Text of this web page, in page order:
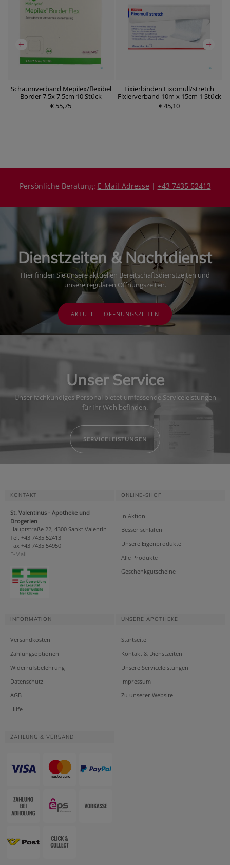
Schaumverband Mepilex/flexibel
Border 7,5x 7,5cm 10 Stück
€ 55,75
Fixierbinden Fixomull/stretch
Fixierverband 10m x 15cm 1 Stück
€ 45,10
P
P
Persönliche Beratung: E-Mail-Adresse | +43 7435 52413
Dienstzeiten & Nachtdienst
Hier finden Sie unsere aktuellen Bereitschaftsdienstzeiten und
unsere regulären Öffnungszeiten.
AKTUELLE ÖFFNUNGSZEITEN
Unser Service
Unser fachkundiges Personal bietet umfassende Serviceleistungen
für Ihr Wohlbefinden.
SERVICELEISTUNGEN
KONTAKT
St. Valentinus - Apotheke und
Drogerien
Hauptstraße 22, 4300 Sankt Valentin
Tel. +43 7435 52413
Fax +43 7435 54950
E-Mail
ONLINE-SHOP
In Aktion
Besser schlafen
Unsere Eigenprodukte
Alle Produkte
Geschenkgutscheine
INFORMATION
Versandkosten
Zahlungsoptionen
Widerrufsbelehrung
Datenschutz
AGB
Hilfe
UNSERE APOTHEKE
Startseite
Kontakt & Dienstzeiten
Unsere Serviceleistungen
Impressum
Zu unserer Website
ZAHLUNG & VERSAND